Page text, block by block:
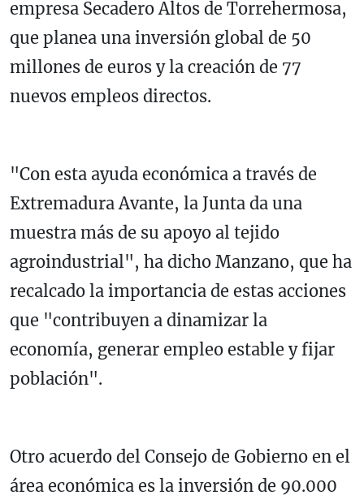
empresa Secadero Altos de Torrehermosa,
que planea una inversión global de 50
millones de euros y la creación de 77
nuevos empleos directos.
"Con esta ayuda económica a través de
Extremadura Avante, la Junta da una
muestra más de su apoyo al tejido
agroindustrial", ha dicho Manzano, que ha
recalcado la importancia de estas acciones
que "contribuyen a dinamizar la
economía, generar empleo estable y fijar
población".
Otro acuerdo del Consejo de Gobierno en el
área económica es la inversión de 90.000